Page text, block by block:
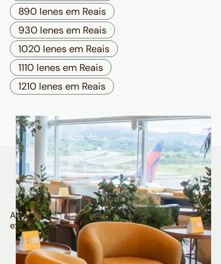
890 Ienes em Reais
930 Ienes em Reais
1020 Ienes em Reais
1110 Ienes em Reais
1210 Ienes em Reais
Quem é Nomad tem
muito mais
Aproveite todos os benefícios e vantagens
exclusivas da sua Conta Internacional